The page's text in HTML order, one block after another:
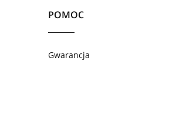
POMOC
Gwarancja